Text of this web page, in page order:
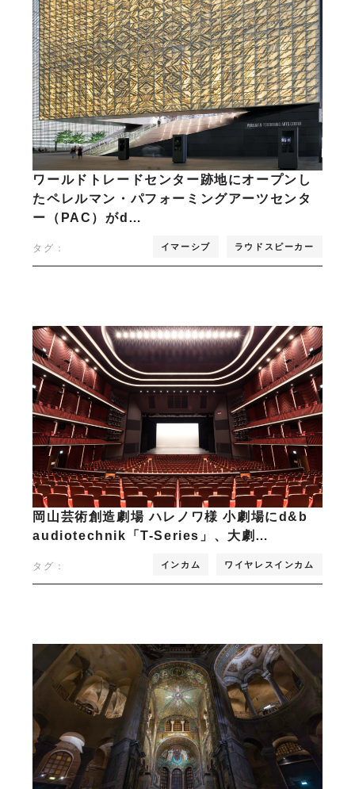
ワールドトレードセンター跡地にオープンし
たペレルマン・パフォーミングアーツセンタ
ー（PAC）がd…
タグ： イマーシブ ラウドスピーカー
岡山芸術創造劇場 ハレノワ様 小劇場にd&b
audiotechnik「T-Series」、大劇…
タグ： インカム ワイヤレスインカム